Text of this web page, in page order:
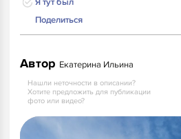
Поделиться
Автор Екатерина Ильина
Нашли неточности в описании?
Хотите предложить для публикации
фото или видео?